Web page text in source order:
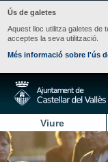
Ús de galetes
Aquest lloc utilitza galetes de
acceptes la seva utilització.
Més informació sobre l'ús
Viure